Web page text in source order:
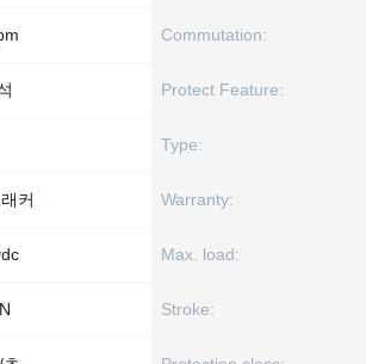
Commutation:
Protect Feature:
Type:
커 Warranty:
Max. load:
Stroke: